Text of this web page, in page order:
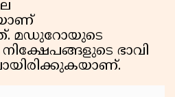
മഡുറോയുടെ
ഭാവി